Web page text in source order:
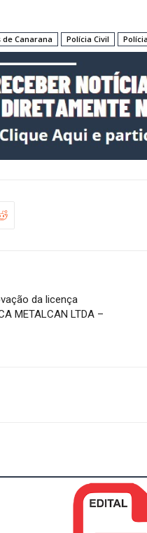
de Canarana Polícia Civil
da licença
METALCAN LTDA –